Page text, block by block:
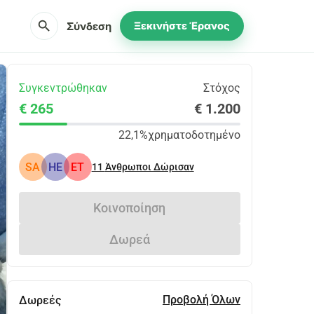
search Σύνδεση Ξεκινήστε Έρανος
Συγκεντρώθηκαν Στόχος
€ 265 € 1.200
22,1%χρηματοδοτημένο
SA HE ET 11 Άνθρωποι Δώρισαν
Κοινοποίηση
Δωρεά
Δωρεές Προβολή Όλων